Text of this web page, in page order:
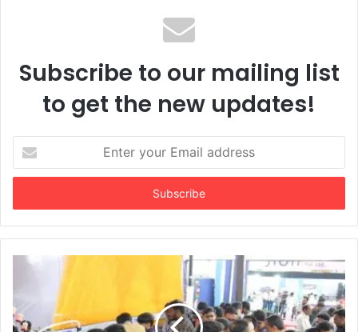
સુરતના ગ્રે કાપડના મેન્યુફેક્ચરર્સ કોઈપણ મધ્યસ્થી
યુનિટ્સને ફેબ્રિક એક્સપોર્ટ કરી શકશે
Subscribe to our mailing list
to get the new updates!
your
Email